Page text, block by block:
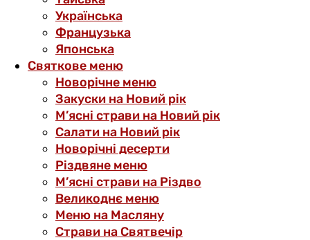
Українська
Французька
Японська
Святкове меню
Новорічне меню
Закуски на Новий рік
М’ясні страви на Новий рік
Салати на Новий рік
Новорічні десерти
Різдвяне меню
М’ясні страви на Різдво
Великоднє меню
Меню на Масляну
Страви на Святвечір